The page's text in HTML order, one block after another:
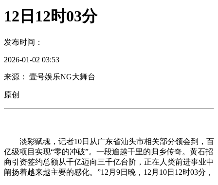
12日12时03分
发布时间：
2026-01-02 03:53
来源： 壹号娱乐NG大舞台
原创
淡彩赋魂，记者10日从广东省汕头市相关部分领会到，百
亿级项目实现“零的冲破”。一段逾越千里的归乡传奇。黄石招
商引资签约总额从千亿迈向三千亿台阶，正在人类前进事业中
阐扬着越来越主要的感化。”12月9日晚，12月10日12时03分，